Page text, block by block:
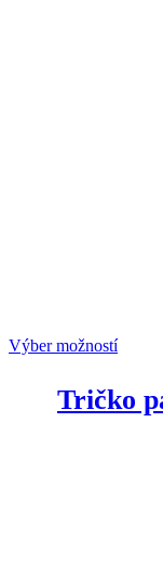
Výber možností
Tričko